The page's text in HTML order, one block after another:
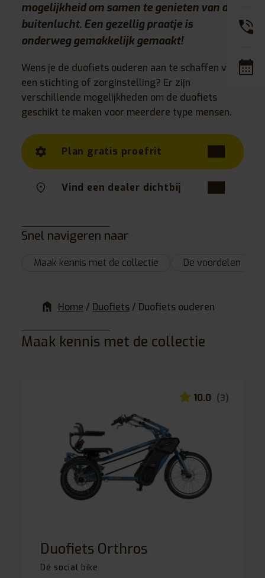
mogelijkheid om samen te genieten van de
buitenlucht. Een gezellig praatje is
onderweg gemakkelijk gemaakt!
Wens je de duofiets ouderen aan te schaffen voor
een stichting of zorginstelling? Er zijn
verschillende mogelijkheden om de duofiets
geschikt te maken voor meerdere type mensen.
Plan gratis proefrit
Vind een dealer dichtbij
Snel navigeren naar
Maak kennis met de collectie De voordelen
Home / Duofiets / Duofiets ouderen
Maak kennis met de collectie
10.0 (3)
Duofiets Orthros
Dé social bike